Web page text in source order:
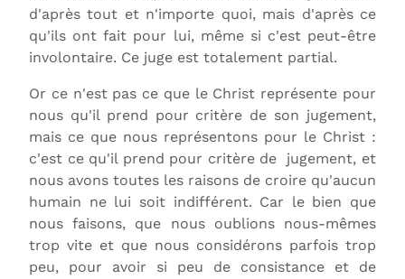
d'après tout et n'importe quoi, mais d'après ce
qu'ils ont fait pour lui, même si c'est peut-être
involontaire. Ce juge est totalement partial.
Or ce n'est pas ce que le Christ représente pour
nous qu'il prend pour critère de son jugement,
mais ce que nous représentons pour le Christ :
c'est ce qu'il prend pour critère de jugement, et
nous avons toutes les raisons de croire qu'aucun
humain ne lui soit indifférent. Car le bien que
nous faisons, que nous oublions nous-mêmes
trop vite et que nous considérons parfois trop
peu, pour avoir si peu de consistance et de